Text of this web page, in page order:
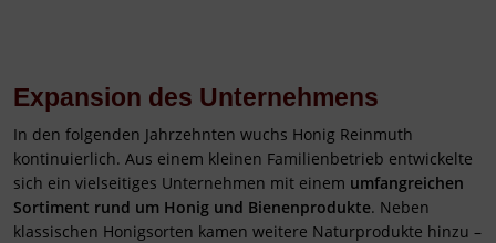
Expansion des Unternehmens
In den folgenden Jahrzehnten wuchs Honig Reinmuth
kontinuierlich. Aus einem kleinen Familienbetrieb entwickelte
sich ein vielseitiges Unternehmen mit einem umfangreichen
Sortiment rund um Honig und Bienenprodukte. Neben
klassischen Honigsorten kamen weitere Naturprodukte hinzu –